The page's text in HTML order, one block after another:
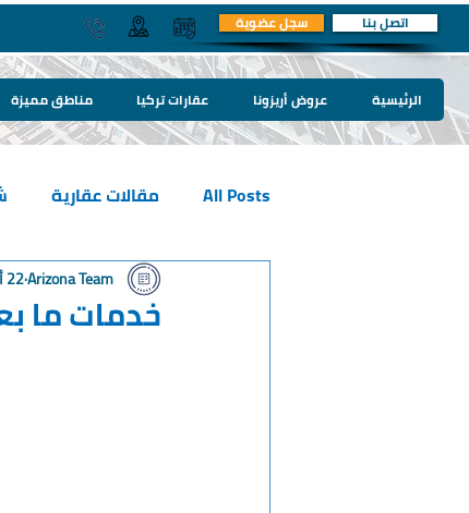
سجل عضوية اتصل بنا
الرئيسية عروض أريزونا عقارات تركيا مناطق مميزة
All Posts مقالات عقارية
خدمات ما
Arizona Team22 أغسطس 2022